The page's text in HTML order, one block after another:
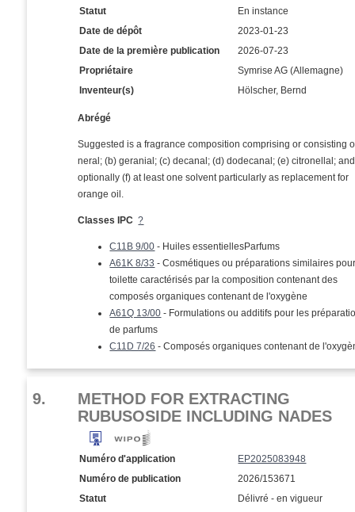
Statut
En instance
Date de dépôt
2023-01-23
Date de la première publication
2026-07-23
Propriétaire
Symrise AG (Allemagne)
Inventeur(s)
Hölscher, Bernd
Abrégé
Suggested is a fragrance composition comprising or consisting
neral; (b) geranial; (c) decanal; (d) dodecanal; (e) citronellal; and
optionally (f) at least one solvent particularly as replacement for
orange oil.
Classes IPC ?
C11B 9/00 - Huiles essentiellesParfums
A61K 8/33 - Cosmétiques ou préparations similaires
toilette caractérisés par la composition contenant des
composés organiques contenant de l'oxygène
A61Q 13/00 - Formulations ou additifs pour les
de parfums
C11D 7/26 - Composés organiques contenant de
9.
METHOD FOR EXTRACTING
RUBUSOSIDE INCLUDING NADES
Numéro d'application
EP2025083948
Numéro de publication
2026/153671
Statut
Délivré - en vigueur